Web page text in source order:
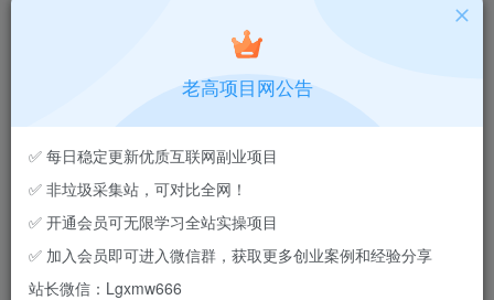
项目简介
老高项目网公告
✅ 每日稳定更新优质互联网副业项目
✅ 非垃圾采集站，可对比全网！
✅ 开通会员可无限学习全站实操项目
✅ 加入会员即可进入微信群，获取更多创业案例和经验分享
站长微信：Lgxmw666